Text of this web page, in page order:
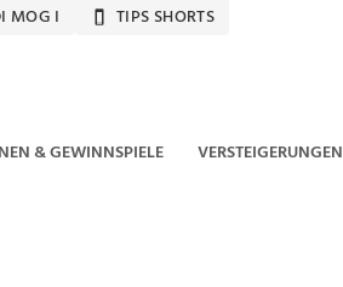
MOG I TIPS SHORTS
& GEWINNSPIELE VERSTEIGERUNGEN